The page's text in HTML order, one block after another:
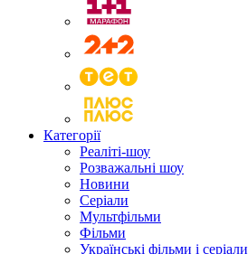
Категорії
Реаліті-шоу
Розважальні шоу
Новини
Серіали
Мультфільми
Фільми
Українські фільми і серіали